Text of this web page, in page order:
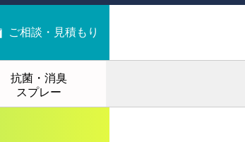
ご相談・見積もり
抗菌・消臭
スプレー